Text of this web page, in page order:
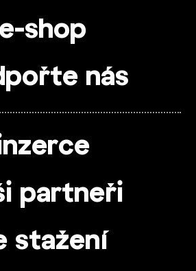
e-shop
nás
partneři
stažení